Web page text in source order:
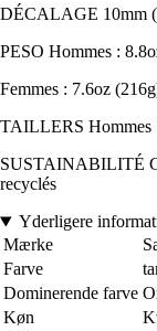
DÉCALAGE 10mm
PESO Hommes :
Femmes : 7.6oz
TAILLERS Hommes
SUSTAINABILITÉ
recyclés
Yderligere
Mærke
Farve
Dominerende farve
Køn